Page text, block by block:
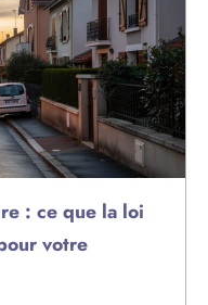
: ce que la loi
votre